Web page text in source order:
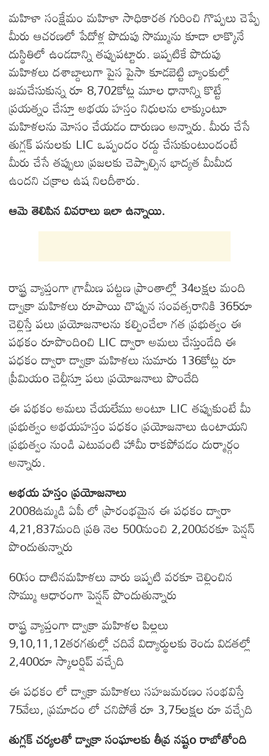
మహిళా సంక్షేమం మహిళా సాధికారత గురించి గొప్పలు చెప్పే
మీరు ఆచరణలో పేదోళ్ల పొదుపు సొమ్మును కూడా లాక్కొనే
దుస్థితిలో ఉండడాన్ని తప్పుపట్టారు. ఇప్పటికే పొదుపు
మహిళలు దశాబ్దాలుగా పైస పైసా కూడబెట్టి బ్యాంకుల్లో
జమచేసుకున్న రూ 8,702కోట్ల మూల ధానాన్ని కొట్టే
ప్రయత్నం చేస్తూ అభయ హస్తం నిధులను లాక్కుంటూ
మహిళలను మోసం చేయడం దారుణం అన్నారు. మీరు చేసే
తుగ్లక్ పనులకు LIC ఒప్పందం రద్దు చేసుకుంటుందంటే
మీరు చేసే తప్పులు ప్రజలకు చెప్పాల్సిన భాద్యత మీమీద
ఉందని చక్రాల ఉష నిలదీశారు.
ఆమె తెలిపిన వివరాలు ఇలా ఉన్నాయి.
రాష్ట్ర వ్యాప్తంగా గ్రామీణ పట్టణ ప్రాంతాల్లో 34లక్షల మంది
డ్వాక్రా మహిళలు రూపాయి చొప్పున సంవత్సరానికి 365రూ
చెల్లిస్తే పలు ప్రయోజనాలను కల్పించేలా గత ప్రభుత్వం ఈ
పథకం రూపొందిoచి LIC ద్వారా అమలు చేస్తుండేది ఈ
పధకం ద్వారా డ్వాక్రా మహిళలు సుమారు 136కోట్ల రూ
ప్రీమియo చెల్లీస్తూ పలు ప్రయోజనాలు పొందేది
ఈ పథకం అమలు చేయలేము అంటూ LIC తప్పుకుంటే మీ
ప్రభుత్వం అభయహస్తం పధకం ప్రయోజనాలు ఉంటాయని
ప్రభుత్వం నుండి ఎటువంటి హామీ రాకపోవడం దుర్మార్గం
అన్నారు.
అభయ హస్తం ప్రయోజనాలు
2008ఉమ్మడి ఏపీ లో ప్రారంభమైన ఈ పధకం ద్వారా
4,21,837మంది ప్రతి నెల 500నుంచి 2,200వరకూ పెన్షన్
పొoదుతున్నారు
60సం దాటినమహిళలు వారు ఇప్పటి వరకూ చెల్లించిన
సొమ్ము ఆధారంగా పెన్షన్ పొందుతున్నారు
రాష్ట్ర వ్యాప్తంగా డ్వాక్రా మహిళల పిల్లలు
9,10,11,12తరగతుల్లో చదివే విద్యార్థులకు రెండు విడతల్లో
2,400రూ స్కాలర్షిప్ వచ్చేది
ఈ పధకం లో డ్వాక్రా మహిళలు సహజమరణం సంభవిస్తే
75వేలు, ప్రమాదం లో చనిపోతే రూ 3,75లక్షల రూ వచ్చేది
తుగ్లక్ చర్యలతో డ్వాక్రా సంఘాలకు తీవ్ర నష్టo రాబోతోంది